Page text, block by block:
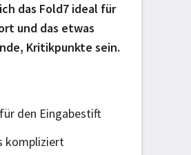
das Fold7 ideal für
und das etwas
Kritikpunkte sein.
den Eingabestift
kompliziert